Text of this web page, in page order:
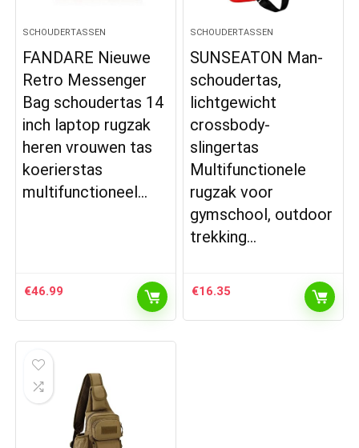
SCHOUDERTASSEN
FANDARE Nieuwe
Retro Messenger
Bag schoudertas 14
inch laptop rugzak
heren vrouwen tas
koerierstas
multifunctioneel…
€46.99
SCHOUDERTASSEN
SUNSEATON Man-
schoudertas,
lichtgewicht
crossbody-
slingertas
Multifunctionele
rugzak voor
gymschool, outdoor
trekking…
€16.35